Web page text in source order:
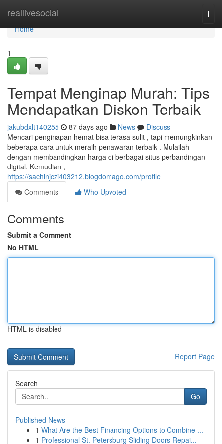
reallivesocial
Home
Home
1
Tempat Menginap Murah: Tips
Mendapatkan Diskon Terbaik
jakubdxlt140255 87 days ago News
Discuss
Mencari penginapan hemat bisa terasa sulit , tapi memungkinkan
beberapa cara untuk meraih penawaran terbaik . Mulailah
dengan membandingkan harga di berbagai situs perbandingan
digital. Kemudian ,
https://sachinjczi403212.blogdomago.com/profile
Comments
Who Upvoted
Comments
Submit a Comment
No HTML
HTML is disabled
Report Page
Search
Go
Published News
1 What Are the Best Financing Options to Combine ...
1 Professional St. Petersburg Sliding Doors Repai...